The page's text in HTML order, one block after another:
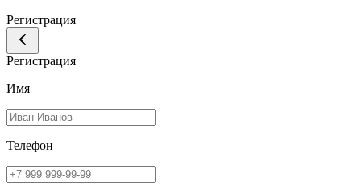
Регистрация
Регистрация
Имя
Телефон